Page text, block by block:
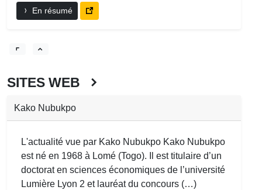
En résumé
SITES WEB
Kako Nubukpo
L'actualité vue par Kako Nubukpo Kako Nubukpo
est né en 1968 à Lomé (Togo). Il est titulaire d’un
doctorat en sciences économiques de l’université
Lumière Lyon 2 et lauréat du concours (…)